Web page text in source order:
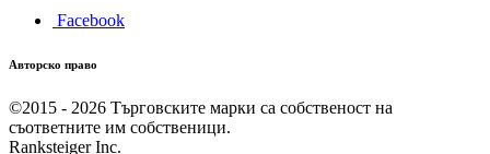
Facebook
Авторско право
©2015 - 2026 Търговските марки са собственост на
съответните им собственици.
Ranksteiger Inc.